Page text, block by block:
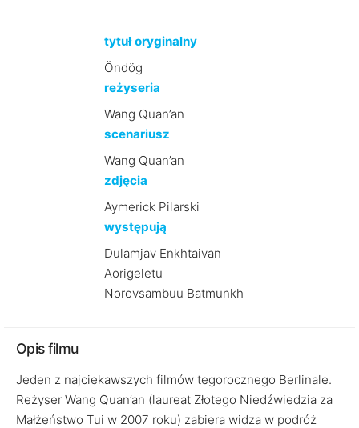
tytuł oryginalny
Öndög
reżyseria
Wang Quan’an
scenariusz
Wang Quan’an
zdjęcia
Aymerick Pilarski
występują
Dulamjav Enkhtaivan
Aorigeletu
Norovsambuu Batmunkh
Opis filmu
Jeden z najciekawszych filmów tegorocznego Berlinale.
Reżyser Wang Quan’an (laureat Złotego Niedźwiedzia za
Małżeństwo Tui w 2007 roku) zabiera widza w podróż